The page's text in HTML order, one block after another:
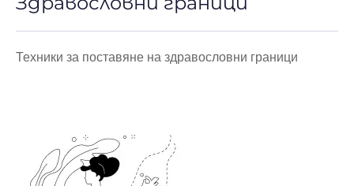
Техники за поставяне на здравословни граници